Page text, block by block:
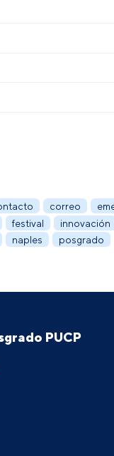
correo
festival innovación
naples posgrado
PUCP